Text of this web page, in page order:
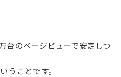
台のページビューで安定しつ
うことです。